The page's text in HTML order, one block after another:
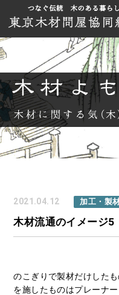
2021.04.12 加工・製
木材流通のイメージ
のこぎりで製材だけした
を施したものはプレーナ